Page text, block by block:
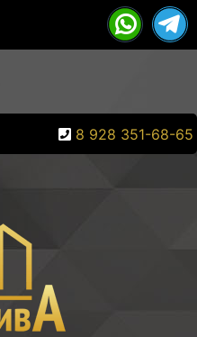
8 928 351-68-65